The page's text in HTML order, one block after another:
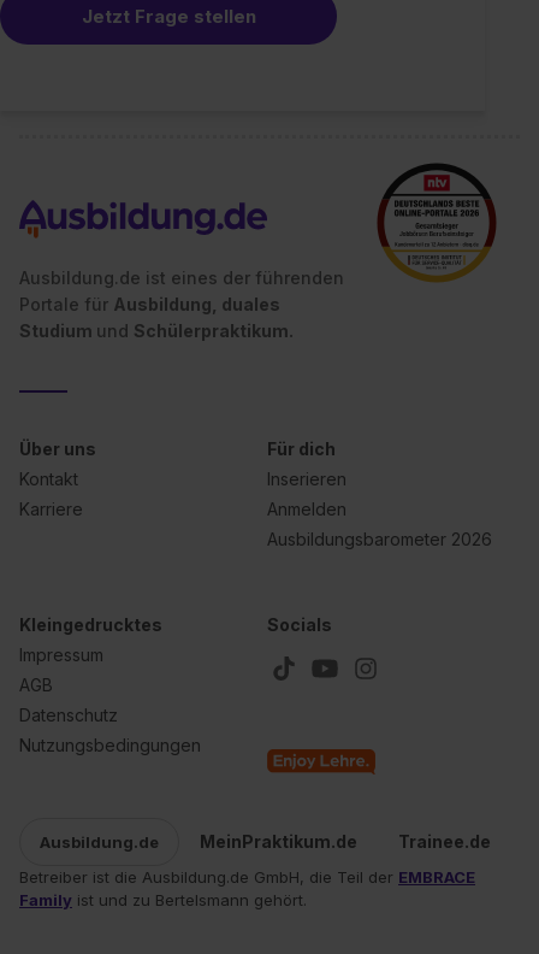
Jetzt Frage stellen
Ausbildung.de ist eines der führenden
Portale für Ausbildung, duales
Studium und Schülerpraktikum.
Über uns
Kontakt
Karriere
Für dich
Inserieren
Anmelden
Ausbildungsbarometer 2026
Kleingedrucktes
Impressum
AGB
Datenschutz
Nutzungsbedingungen
Socials
Ausbildung.de MeinPraktikum.de Trainee.de
Betreiber ist die Ausbildung.de GmbH, die Teil der EMBRACE
Family ist und zu Bertelsmann gehört.